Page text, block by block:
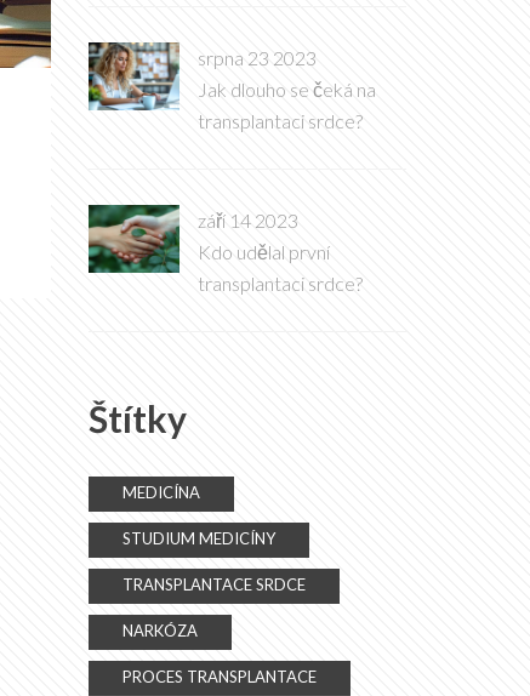
srpna 23 2023
Jak dlouho se čeká na
transplantaci srdce?
září 14 2023
Kdo udělal první
transplantaci srdce?
Štítky
MEDICÍNA
STUDIUM MEDICÍNY
TRANSPLANTACE SRDCE
NARKÓZA
PROCES TRANSPLANTACE